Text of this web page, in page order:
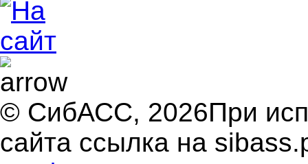
© СибАСС, 2026При
сайта ссылка на